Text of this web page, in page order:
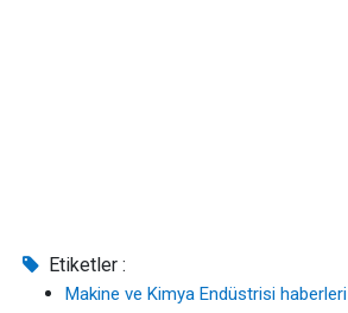
Etiketler :
Makine ve Kimya Endüstrisi haberleri